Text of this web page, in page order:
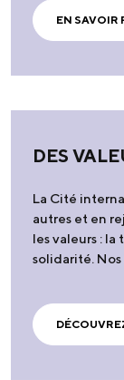
EN SAVOIR
DES
La Cité
autres et en
les valeurs :
solidarité.